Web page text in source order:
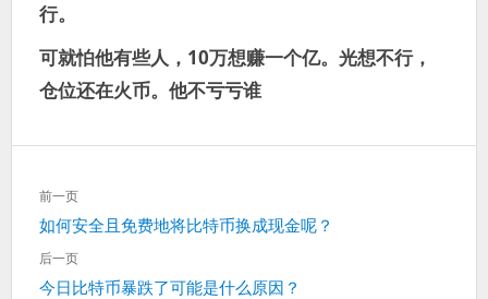
行。
可就怕他有些人，10万想赚一个亿。光想不行，
仓位还在火币。他不亏亏谁
文
章
导
航
前一页
上
一
如何安全且免费地将比特币换成现金呢？
后一页
下
今日比特币暴跌了可能是什么原因？